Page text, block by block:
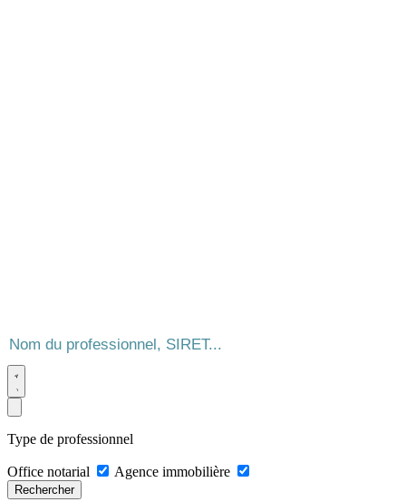
Type de professionnel
Office notarial Agence immobilière
Rechercher